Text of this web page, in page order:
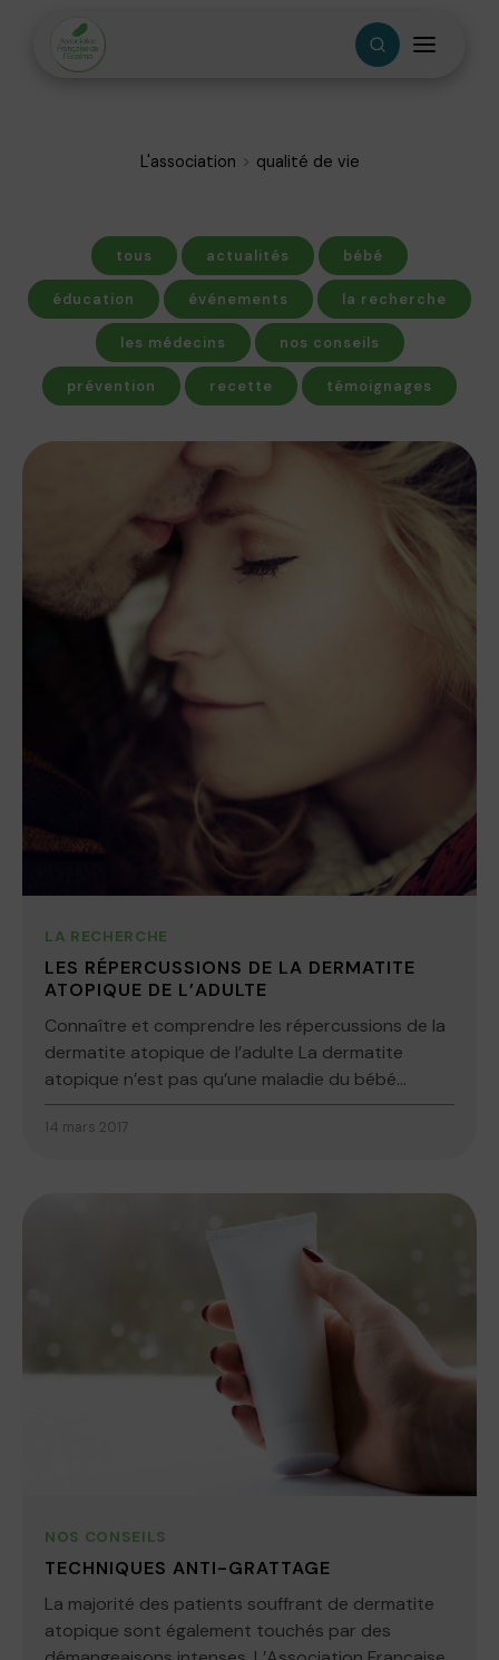
L'association qualité de vie
tous actualités bébé
éducation événements la recherche
les médecins nos conseils
prévention recette témoignages
LA RECHERCHE
LES RÉPERCUSSIONS DE LA DERMATITE
ATOPIQUE DE L’ADULTE
Connaître et comprendre les répercussions de la
dermatite atopique de l’adulte La dermatite
atopique n’est pas qu’une maladie du bébé...
14 mars 2017
NOS CONSEILS
TECHNIQUES ANTI-GRATTAGE
La majorité des patients souffrant de dermatite
atopique sont également touchés par des